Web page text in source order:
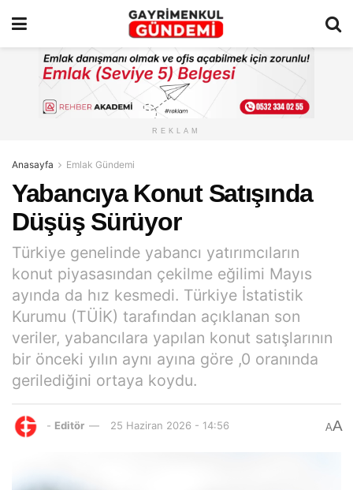
REKLAM
Anasayfa Emlak Gündemi
Yabancıya Konut Satışında
Düşüş Sürüyor
Türkiye genelinde yabancı yatırımcıların
konut piyasasından çekilme eğilimi Mayıs
ayında da hız kesmedi. Türkiye İstatistik
Kurumu (TÜİK) tarafından açıklanan son
veriler, yabancılara yapılan konut satışlarının
bir önceki yılın aynı ayına göre ,0 oranında
gerilediğini ortaya koydu.
- Editör 25 Haziran 2026 - 14:56 AA